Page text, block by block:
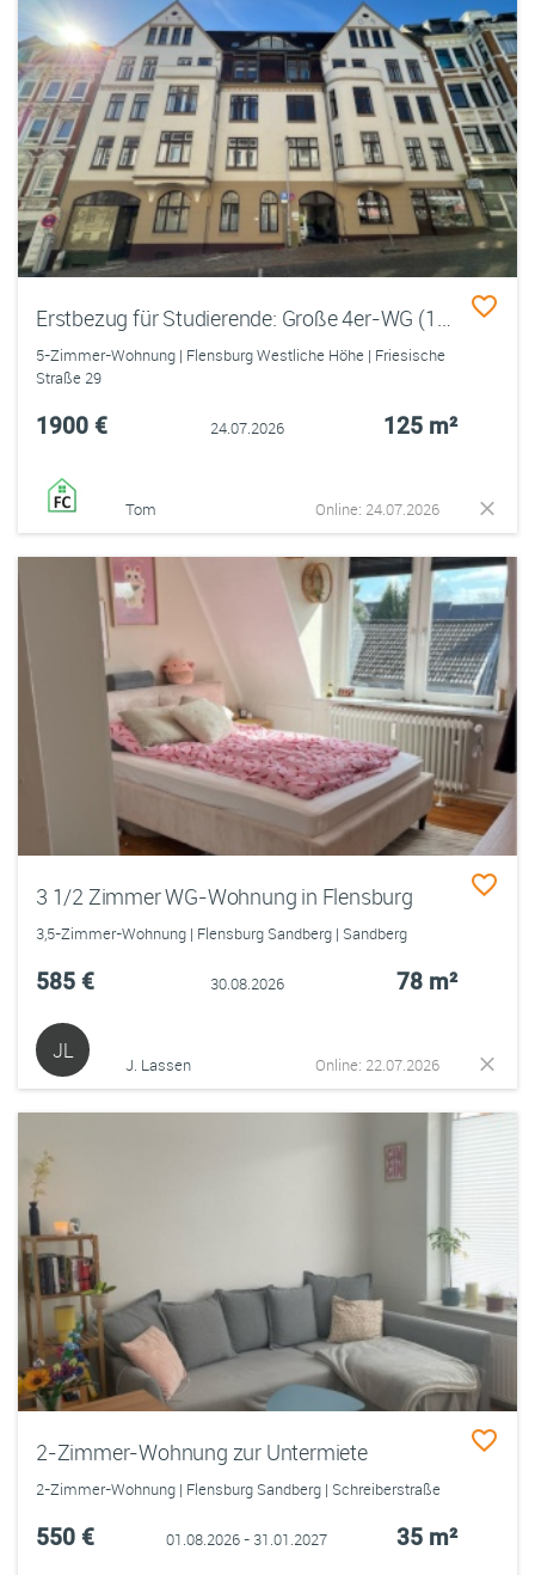
Erstbezug für Studierende: Große 4er-WG (125 m2) mit Gemeinschaftsraum
5-Zimmer-Wohnung | Flensburg Westliche Höhe | Friesische
Straße 29
1900 € 24.07.2026 125 m²
Tom Online: 24.07.2026
3 1/2 Zimmer WG-Wohnung in Flensburg
3,5-Zimmer-Wohnung | Flensburg Sandberg | Sandberg
585 € 30.08.2026 78 m²
JL
J. Lassen Online: 22.07.2026
2-Zimmer-Wohnung zur Untermiete
2-Zimmer-Wohnung | Flensburg Sandberg | Schreiberstraße
550 € 01.08.2026 - 31.01.2027 35 m²